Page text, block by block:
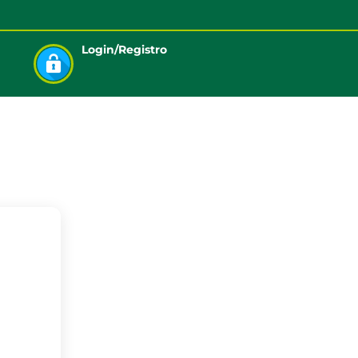
Login/Registro